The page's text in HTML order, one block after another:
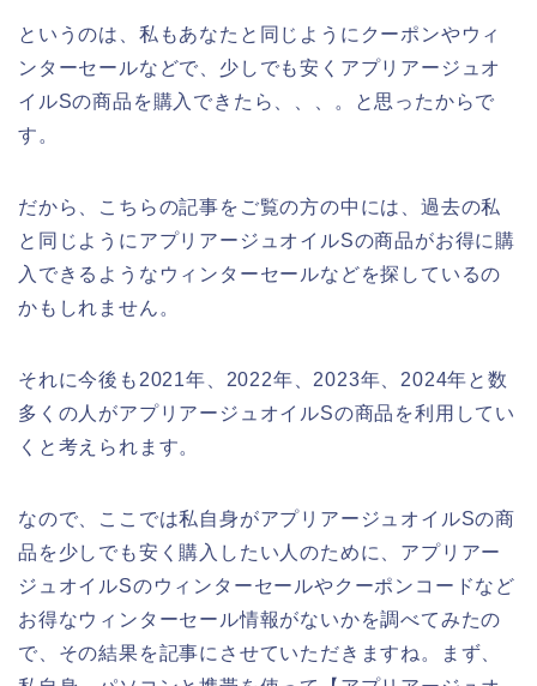
というのは、私もあなたと同じようにクーポンやウィ
ンターセールなどで、少しでも安くアプリアージュオ
イルSの商品を購入できたら、、、。と思ったからで
す。
だから、こちらの記事をご覧の方の中には、過去の私
と同じようにアプリアージュオイルSの商品がお得に購
入できるようなウィンターセールなどを探しているの
かもしれません。
それに今後も2021年、2022年、2023年、2024年と数
多くの人がアプリアージュオイルSの商品を利用してい
くと考えられます。
なので、ここでは私自身がアプリアージュオイルSの商
品を少しでも安く購入したい人のために、アプリアー
ジュオイルSのウィンターセールやクーポンコードなど
お得なウィンターセール情報がないかを調べてみたの
で、その結果を記事にさせていただきますね。まず、